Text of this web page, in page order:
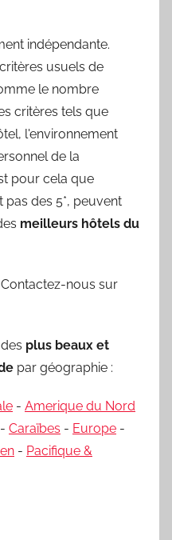
indépendante.
usuels de
le nombre
critères tels que
l'environnement
de la
pour cela que
pas des 5*, peuvent
meilleurs hôtels du
nous sur
plus beaux et
par géographie :
- Amerique du Nord
- Caraïbes - Europe -
- Pacifique &